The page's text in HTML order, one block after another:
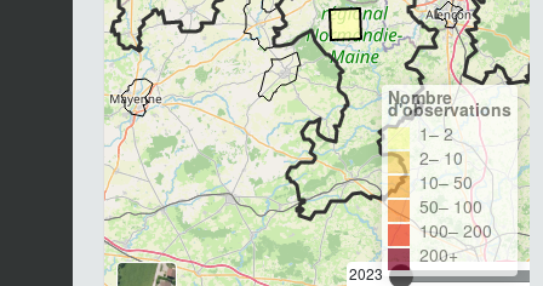
2023
Nombre
d'observations
1– 2
2– 10
10– 50
50– 100
100– 200
200+